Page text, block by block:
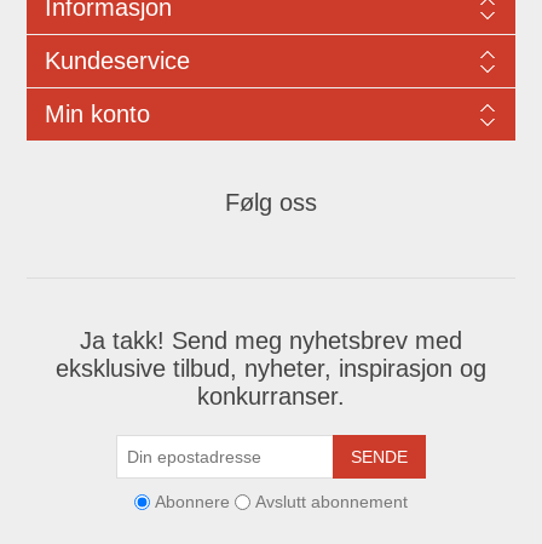
Informasjon
Kundeservice
Min konto
Følg oss
Ja takk! Send meg nyhetsbrev med
eksklusive tilbud, nyheter, inspirasjon og
konkurranser.
SENDE
Abonnere Avslutt abonnement